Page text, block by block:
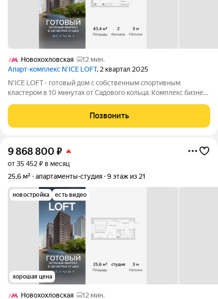
Новохохловская
12 мин.
Апарт-комплекс N’ICE LOFT, 2 квартал 2025
N'ICE LOFT - готовый дом с собственным спортивным
кластером в 10 минутах от Садового кольца. Комплекс бизнес-
компания КОЛДИ, представляет собой знаковое жилое
пространство, на территории которого
Позвонить
9 868 800 ₽
от 35 452 ₽ в месяц
25,6 м²
апартаменты-студия 9 этаж из 21
новостройка есть видео
хорошая цена
Новохохловская 12 мин.